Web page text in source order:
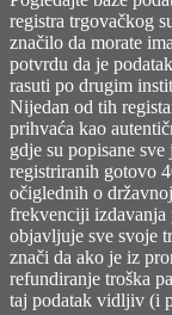
registra trgovačkog
značilo da morate
potvrdu da je
rasuti po drugim
Nijedan od tih
prihvaća kao
gdje su popisane
registriranih gotovo
očiglednih o
frekvenciji
objavljuje sve svoje
znači da ako je iz
refundiranje troška
taj podatak vidljiv (i